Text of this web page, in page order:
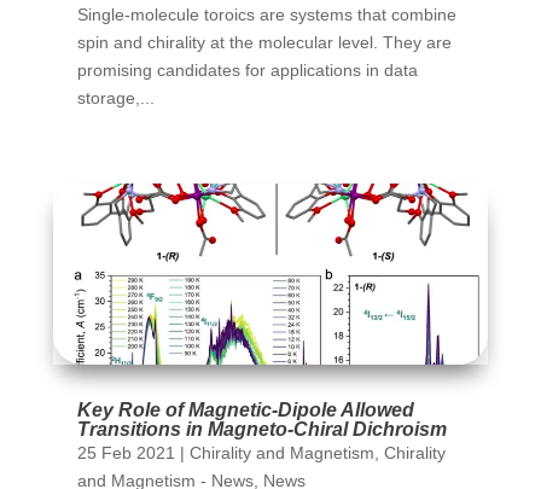
Single-molecule toroics are systems that combine
spin and chirality at the molecular level. They are
promising candidates for applications in data
storage,...
Key Role of Magnetic-Dipole Allowed
Transitions in Magneto-Chiral Dichroism
25 Feb 2021 | Chirality and Magnetism, Chirality
and Magnetism - News, News